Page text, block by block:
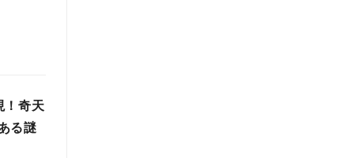
！奇天
る謎